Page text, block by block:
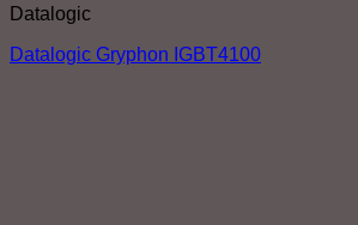
Datalogic
Datalogic Gryphon IGBT4100